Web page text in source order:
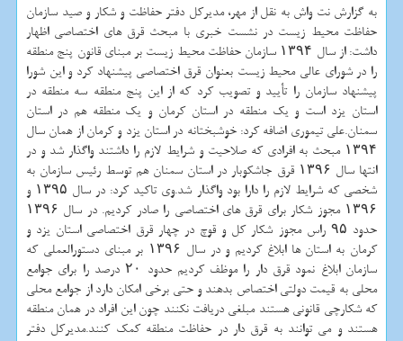
به گزارش نت واش به نقل از مهر، مدیركل دفتر حفاظت و شكار و صید سازمان
حفاظت محیط زیست در نشست خبری با مبحث قرق های اختصاصی اظهار
داشت: از سال ۱۳۹۴ سازمان حفاظت محیط زیست بر مبنای قانون پنج منطقه
را در شورای عالی محیط زیست بعنوان قرق اختصاصی پیشنهاد كرد و این شورا
پیشنهاد سازمان را تأیید و تصویب كرد كه از این پنج منطقه سه منطقه در
استان یزد است و یك منطقه در استان كرمان و یك منطقه هم در استان
سمنان.علی تیموری اضافه كرد: خوشبختانه در استان یزد و كرمان از همان سال
۱۳۹۴ مبحث به افرادی كه صلاحیت و شرایط لازم را داشتند واگذار شد و در
انتها سال ۱۳۹۶ قرق جاشكوبار در استان سمنان هم توسط رئیس سازمان به
شخصی كه شرایط لازم را دارا بود واگذار شد.وی تاكید كرد: در سال ۱۳۹۵ و
۱۳۹۶ مجوز شكار برای قرق های اختصاصی را صادر كردیم. در سال ۱۳۹۶
حدود ۹۵ راس مجوز شكار كل و قوچ در چهار قرق اختصاصی استان یزد و
كرمان به استان ها ابلاغ كردیم و در سال ۱۳۹۶ بر مبنای دستورالعملی كه
سازمان ابلاغ نمود قرق دار را موظف كردیم حدود ۲۰ درصد را برای جوامع
محلی به قیمت دولتی اختصاص بدهند و حتی برخی امكان دارد از جوامع محلی
كه شكارچی قانونی هستند مبلغی دریافت نكنند چون این افراد در همان منطقه
هستند و می توانند به قرق دار در حفاظت منطقه كمك كنند.مدیركل دفتر